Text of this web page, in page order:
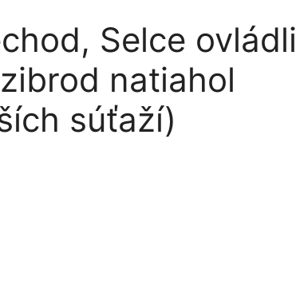
Selce ovládli
natiahol
súťaží)